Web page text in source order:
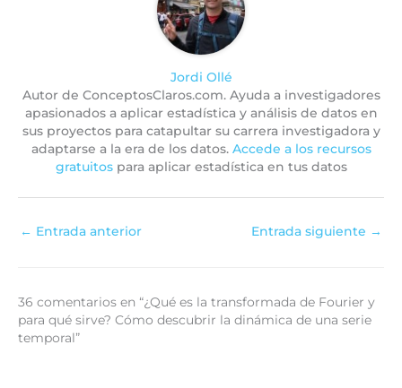
Jordi Ollé
Autor de ConceptosClaros.com. Ayuda a investigadores
apasionados a aplicar estadística y análisis de datos en
sus proyectos para catapultar su carrera investigadora y
adaptarse a la era de los datos. Accede a los recursos
gratuitospara aplicar estadística en tus datos
← Entrada anterior Entrada siguiente →
36 comentarios en “¿Qué es la transformada de Fourier y
para qué sirve? Cómo descubrir la dinámica de una serie
temporal”